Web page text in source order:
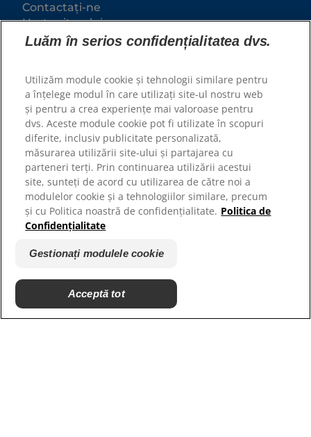
Contactați-ne
Harta site-ului
Hill’s Vet
Cariere
Parteneri adaposturi
Toate drepturile rezervate.
Așa cum este utilizat în prezentul document, indică
Luăm în serios confidențialitatea dvs.
Utilizăm module cookie și tehnologii similare pentru
a înțelege modul în care utilizați site-ul nostru web
și pentru a crea experiențe mai valoroase pentru
dvs. Aceste module cookie pot fi utilizate în scopuri
diferite, inclusiv publicitate personalizată,
măsurarea utilizării site-ului și partajarea cu
parteneri terți. Prin continuarea utilizării acestui
site, sunteți de acord cu utilizarea de către noi a
modulelor cookie și a tehnologiilor similare, precum
și cu Politica noastră de confidențialitate. Politica de
Confidențialitate
Gestionați modulele cookie
Acceptă tot